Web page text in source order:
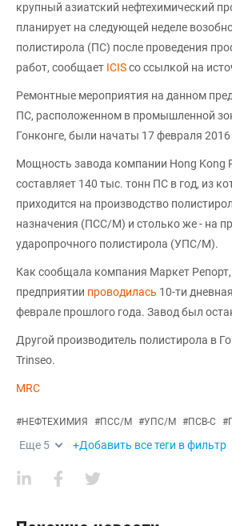
крупный азиатский нефтехимический
планирует на следующей неделе
полистирола (ПС) после проведения
работ, сообщает ICISсо ссылкой на
Ремонтные мероприятия на данном
ПС, расположенном в промышленной
Гонконге, были начаты 17 февраля 2016
Мощность завода компании Hong Kong
составляет 140 тыс. тонн ПС в год, из
приходится на производство
назначения (ПСС/М) и столько же - на
ударопрочного полистирола (УПС/М).
Как сообщала компания Маркет
предприятии проводилась 10-ти
феврале прошлого года. Завод был
Другой производитель полистирола в
Trinseo.
MRC
#НЕФТЕХИМИЯ #ПСС/М #УПС/М #ПСВ-С #
Еще 5 +Добавить все теги в фильтр